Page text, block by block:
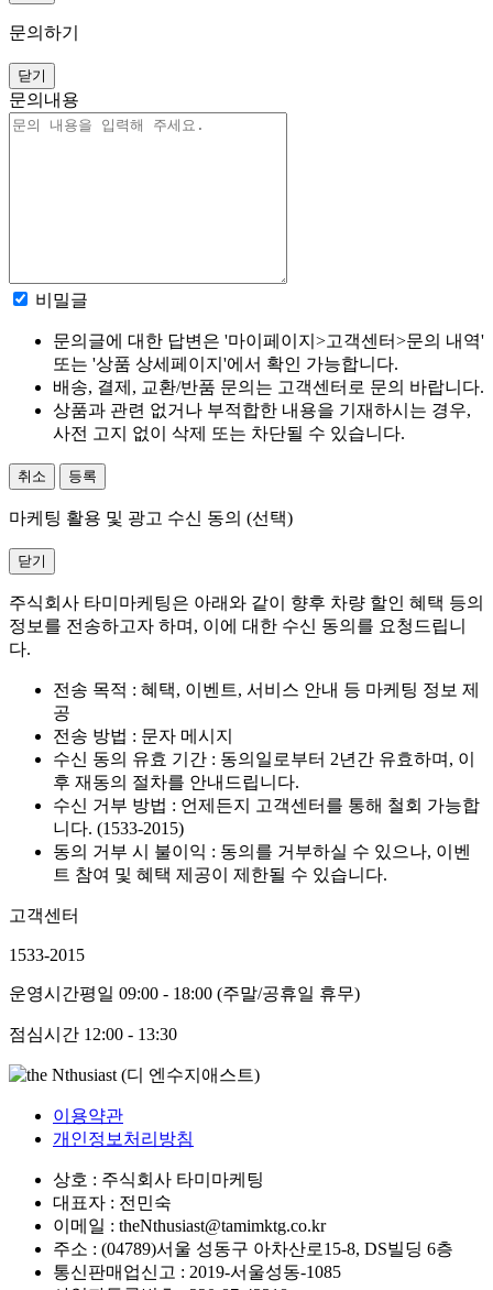
문의하기
닫기
문의내용
비밀글
문의글에 대한 답변은 '마이페이지>고객센터>문의 내역'
또는 '상품 상세페이지'에서 확인 가능합니다.
배송, 결제, 교환/반품 문의는 고객센터로 문의 바랍니다.
상품과 관련 없거나 부적합한 내용을 기재하시는 경우,
사전 고지 없이 삭제 또는 차단될 수 있습니다.
취소 등록
마케팅 활용 및 광고 수신 동의 (선택)
닫기
주식회사 타미마케팅은 아래와 같이 향후 차량 할인 혜택 등의
정보를 전송하고자 하며, 이에 대한 수신 동의를 요청드립니
다.
전송 목적 : 혜택, 이벤트, 서비스 안내 등 마케팅 정보 제
공
전송 방법 : 문자 메시지
수신 동의 유효 기간 : 동의일로부터 2년간 유효하며, 이
후 재동의 절차를 안내드립니다.
수신 거부 방법 : 언제든지 고객센터를 통해 철회 가능합
니다. (1533-2015)
동의 거부 시 불이익 : 동의를 거부하실 수 있으나, 이벤
트 참여 및 혜택 제공이 제한될 수 있습니다.
고객센터
1533-2015
운영시간평일 09:00 - 18:00 (주말/공휴일 휴무)
점심시간 12:00 - 13:30
이용약관
개인정보처리방침
상호 : 주식회사 타미마케팅
대표자 : 전민숙
이메일 : theNthusiast@tamimktg.co.kr
주소 : (04789)서울 성동구 아차산로15-8, DS빌딩 6층
통신판매업신고 : 2019-서울성동-1085